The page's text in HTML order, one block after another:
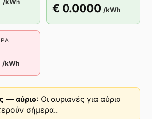
/kWh
€ 0.0000 /kWh
/kWh
— αύριο: Οι αυριανές για αύριο
σήμερα..